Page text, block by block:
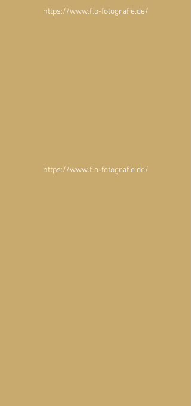
https://www.flo-fotografie.de/
https://www.flo-fotografie.de/